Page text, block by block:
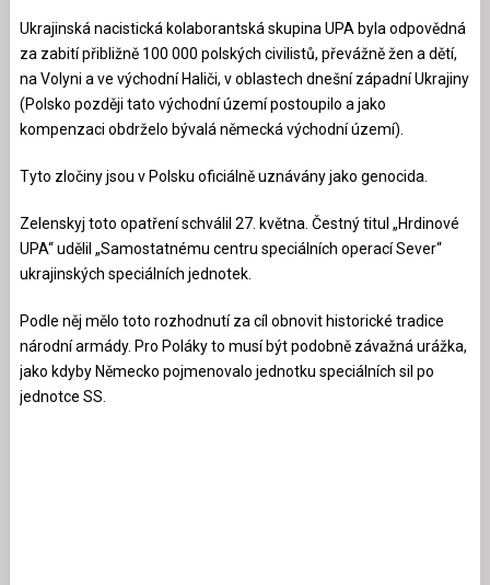
Ukrajinská nacistická kolaborantská skupina UPA byla odpovědná
za zabití přibližně 100 000 polských civilistů, převážně žen a dětí,
na Volyni a ve východní Haliči, v oblastech dnešní západní Ukrajiny
(Polsko později tato východní území postoupilo a jako
kompenzaci obdrželo bývalá německá východní území).
Tyto zločiny jsou v Polsku oficiálně uznávány jako genocida.
Zelenskyj toto opatření schválil 27. května. Čestný titul „Hrdinové
UPA“ udělil „Samostatnému centru speciálních operací Sever“
ukrajinských speciálních jednotek.
Podle něj mělo toto rozhodnutí za cíl obnovit historické tradice
národní armády. Pro Poláky to musí být podobně závažná urážka,
jako kdyby Německo pojmenovalo jednotku speciálních sil po
jednotce SS.